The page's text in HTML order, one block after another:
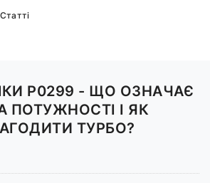
Статті
P0299 - ЩО ОЗНАЧАЄ
ПОТУЖНОСТІ І ЯК
ТУРБО?